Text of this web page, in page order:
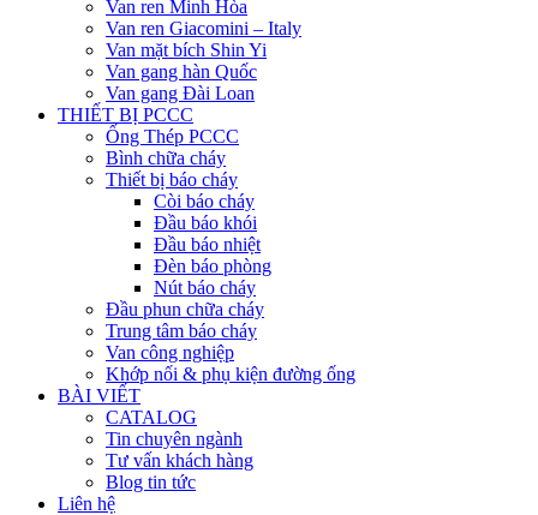
Van ren Minh Hòa
Van ren Giacomini – Italy
Van mặt bích Shin Yi
Van gang hàn Quốc
Van gang Đài Loan
THIẾT BỊ PCCC
Ống Thép PCCC
Bình chữa cháy
Thiết bị báo cháy
Còi báo cháy
Đầu báo khói
Đầu báo nhiệt
Đèn báo phòng
Nút báo cháy
Đầu phun chữa cháy
Trung tâm báo cháy
Van công nghiệp
Khớp nối & phụ kiện đường ống
BÀI VIẾT
CATALOG
Tin chuyên ngành
Tư vấn khách hàng
Blog tin tức
Liên hệ